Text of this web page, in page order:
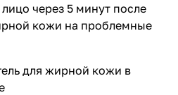
через 5 минут после
кожи на проблемные
для жирной кожи в